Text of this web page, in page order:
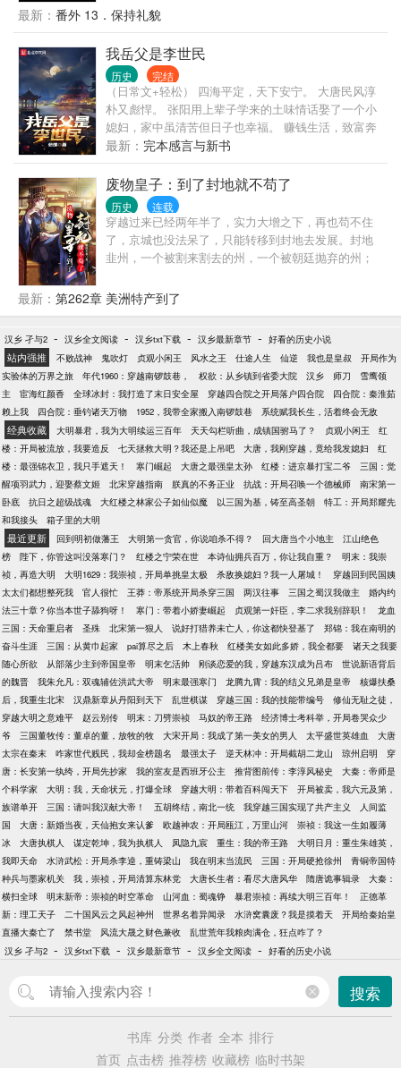
你还不知道你的大秦已经亡啦？” 王莽到来：“我又穿
越了？” 刘备到来：“高祖，我真的是咱老刘家的人！”
成吉思汗到来：“论江山面积，我不是针对你，我是说
在座的各位都是垃圾。” 朱棣到来：“爹，你先别动
手，儿不是故意篡位的...” 溥仪到来：“我给大家带来了
一个好消息...”
最新： 番外 13．保持礼貌
我岳父是李世民
历史 完结
（日常文+轻松） 四海平定，天下安宁。 大唐民风淳
朴又彪悍。 张阳用上辈子学来的土味情话娶了一个小
媳妇，家中虽清苦但日子也幸福。 赚钱生活，致富奔
向小康。 夫妻俩举杯，敬更好的生活。 …… 每当李
世民想起自己的女婿就会说道：“你们知道吗？明明通
晓天地奥秘，如此惊才绝艳的人，却总说自己没读几
年书，他实在是太过谦虚了。” 李靖神色悲怆，“在他
的面前，兵法也无用？” 当松赞干布说起他，总是神色
无奈，“到底他出了问题，还是这个世界有什么毛病。”
袁天罡仰天长叹，“一生之敌！”
最新： 完本感言与新书
废物皇子：到了封地就不苟了
历史 连载
穿越过来已经两年半了，实力大增之下，再也苟不住
了，京城也没法呆了，只能转移到封地去发展。封地
韭州，一个被割来割去的州，一个被朝廷抛弃的州；
最新： 第262章 美洲特产到了
汉乡 孑与2 - 汉乡全文阅读 - 汉乡txt下载 - 汉乡最新章节 - 好看的历史小说
站内强推 不败战神 鬼吹灯 贞观小闲王 风水之王 仕途人生 仙逆 我也是皇叔
开局作为
实验体的万界之旅
年代1960：穿越南锣鼓巷， 权欲：从乡镇到省委大院 汉乡 师刀
雪鹰领
主
宦海红颜香 全球冰封：我打造了末日安全屋 穿越四合院之开局落户四合院
四合院：秦淮茹
赖上我
四合院：垂钓诸天万物 1952，我带全家搬入南锣鼓巷 系统赋我长生，活着终会无敌
经典收藏 大明暴君，我为大明续运三百年 天天勾栏听曲，成镇国驸马了？ 贞观小闲王
红
楼：开局被流放，我要造反
七天拯救大明？我还是上吊吧 大唐，我刚穿越，竟给我发媳妇
红
楼：最强锦衣卫，我只手遮天！
寒门崛起 大唐之最强皇太孙 红楼：进京暴打宝二爷
三国：觉
醒项羽武力，迎娶蔡文姬
北宋穿越指南 朕真的不务正业 抗战：开局召唤一个德械师
南宋第一
卧底
抗日之超级战魂 大红楼之林家公子如仙似魔 以三国为基，铸至高圣朝
特工：开局郑耀先
和我接头
箱子里的大明
最近更新 回到明初做藩王 大明第一贪官，你说咱杀不得？ 回大唐当个小地主
江山绝色
榜
陛下，你管这叫没落寒门？ 红楼之宁荣在世 本诗仙拥兵百万，你让我自重？
明末：我崇
祯，再造大明
大明1629：我崇祯，开局单挑皇太极 杀敌换媳妇？我一人屠城！
穿越回到民国姨
太太们都想整死我
官人很忙 王莽：帝系统开局杀穿三国 两汉往事 三国之蜀汉我做主
婚内约
法三十章？你当本世子舔狗呀！
寒门：带着小娇妻崛起 贞观第一奸臣，李二求我别辞职！
龙血
三国：天命重启者
圣殊 北宋第一狠人 说好打猎养未亡人，你这都快登基了
郑锦：我在南明的
奋斗生涯
三国：从黄巾起家 pai算尽之后 木上春秋 红楼美女如此多娇，我全都要
诸天之我要
随心所欲
从部落少主到帝国皇帝 明末乞活帅 刚谈恋爱的我，穿越东汉成为吕布
世说新语背后
的魏晋
我朱允凡：双魂辅佐洪武大帝 明末最强寒门 龙腾九霄：我的结义兄弟是皇帝
核爆扶桑
后，我重生北宋
汉鼎新章从丹阳到天下 乱世棋谋 穿越三国：我的技能带编号
修仙无耻之徒，
穿越大明之意难平
赵云别传 明末：刀劈崇祯 马奴的帝王路
经济博士考科举，开局卷哭众少
爷
三国董牧传：董卓的董，放牧的牧 大宋开局：我成了第一美女的男人 太平盛世英雄血
大唐
太宗在秦末
咋家世代贱民，我却金榜题名 最强太子 逆天林冲：开局截胡二龙山 琼州启明
穿
唐：长安第一纨绔，开局先抄家
我的室友是西班牙公主 推背图前传：李淳风秘史
大秦：帝师是
个科学家
大明：我，天命状元，打爆全球 穿越大明：带着百科闯天下
开局被卖，我六元及第，
族谱单开
三国：请叫我汉献大帝！ 五胡终结，南北一统 我穿越三国实现了共产主义
人间监
国
大唐：新婚当夜，天仙抱女来认爹 欧越神农：开局瓯江，万里山河
崇祯：我这一生如履薄
冰
大唐执棋人 谋定乾坤，我为执棋人 凤隐九宸 重生：我的帝王路
大明日月：重生朱雄英，
我即天命
水浒武松：开局杀李逵，重铸梁山 我在明末当流民 三国：开局硬抢徐州
青铜帝国特
种兵与墨家机关
我，崇祯，开局清算东林党 大唐长生者：看尽大唐风华 隋唐诡事辑录
大秦：
横扫全球
明末新帝：崇祯的时空革命 山河血：蜀魂铮 暴君崇祯：再续大明三百年！
正德革
新：理工天子
二十国风云之风起神州 世界名着异闻录 水浒窝囊废？我是摸着天
开局给秦始皇
直播大秦亡了
禁书堂 风流大晟之财色兼收
乱世荒年我粮肉满仓，狂点咋了？
汉乡 孑与2 - 汉乡txt下载 - 汉乡最新章节 - 汉乡全文阅读 - 好看的历史小说
搜索
书库 分类 作者 全本 排行
首页 点击榜 推荐榜 收藏榜 临时书架